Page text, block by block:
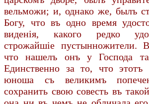
вельможи; и, однако же, былъ
Богу, что въ одно время
виденiя, какого редко
строжайшiе пустынножители.
что нашелъ онъ у Господа
Единственно за то, что этотъ
юноша съ великимъ
сохранить свою совесть въ